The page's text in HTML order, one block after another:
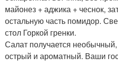
майонез + аджика + чеснок,
остальную часть помидор.
стол Горкой гренки.
Салат получается
острый и ароматный. Ваши